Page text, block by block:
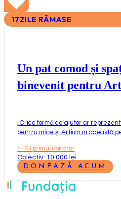
17ZILE RĂMASE
Un pat comod și
binevenit pentru
Orice formă de ajutor ar
pentru mine și Artiom în această
✨ Fii primul donator
Obiectiv: 10.000 lei
DONEAZĂ ACUM